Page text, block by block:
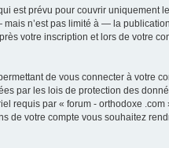
est prévu pour couvrir uniquement
n’est pas limité à — la
votre inscription et lors de votre
de vous connecter à votre
par les lois de protection des
requis par « forum - orthodoxe
de votre compte vous souhaitez